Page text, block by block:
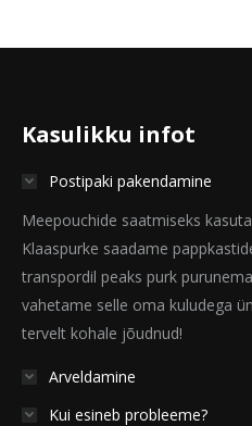
Kasulikku infot
Postipaki pakendamine
Meepouchide saatmiseks
Klaaspurke saadame
transpordil peaks purk
vahetame selle oma kuludega
tervelt kohale jõudnud!
Arveldamine
Kui esineb probleeme?